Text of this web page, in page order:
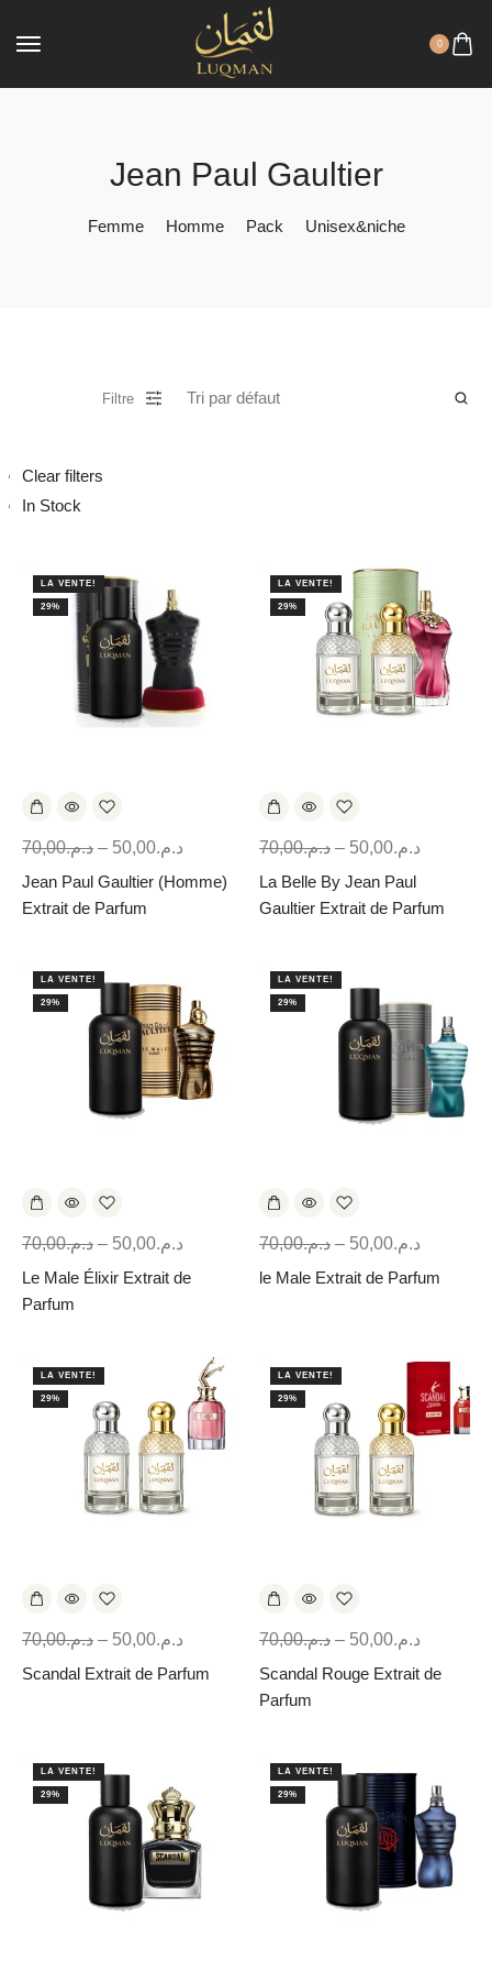
0
Jean Paul Gaultier
Femme Homme Pack Unisex&niche
Filtre
Clear filters
In Stock
LA VENTE!
29%
د.م.70,00 – د.م.50,00
Jean Paul Gaultier (Homme)
Extrait de Parfum
LA VENTE!
29%
د.م.70,00 – د.م.50,00
La Belle By Jean Paul
Gaultier Extrait de Parfum
LA VENTE!
29%
د.م.70,00 – د.م.50,00
Le Male Élixir Extrait de
Parfum
LA VENTE!
29%
د.م.70,00 – د.م.50,00
le Male Extrait de Parfum
LA VENTE!
29%
د.م.70,00 – د.م.50,00
Scandal Extrait de Parfum
LA VENTE!
29%
د.م.70,00 – د.م.50,00
Scandal Rouge Extrait de
Parfum
LA VENTE!
29%
LA VENTE!
29%